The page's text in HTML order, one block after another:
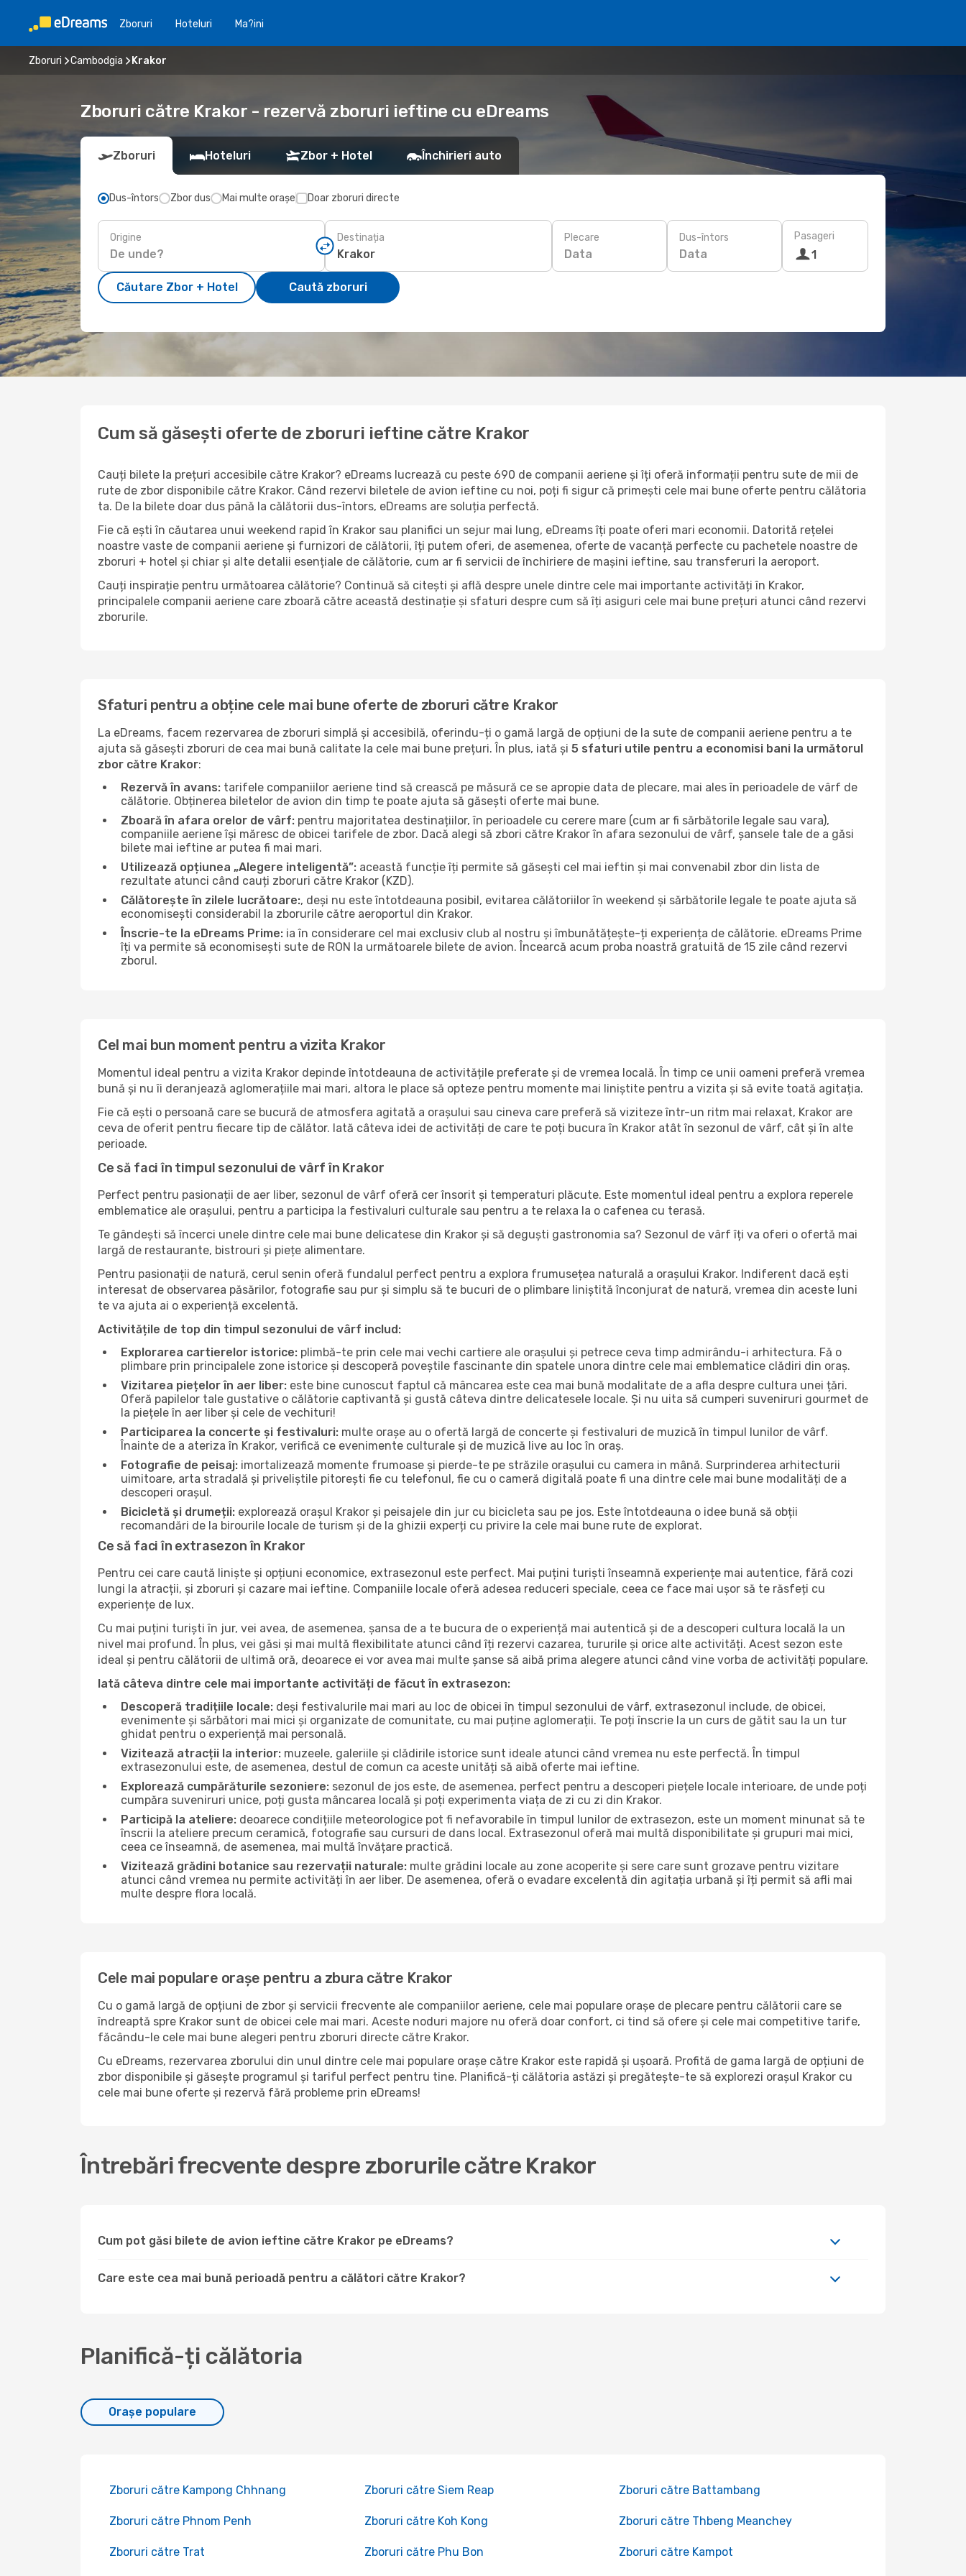
Zboruri Hoteluri Ma?ini
Zboruri Cambodgia Krakor
Zboruri către Krakor - rezervă zboruri ieftine cu eDreams
Zboruri Hoteluri Zbor + Hotel Închirieri auto
Dus-întors Zbor dus Mai multe orașe Doar zboruri directe
Origine Destinația Plecare
Data
Dus-întors
Data
Pasageri
1
Căutare Zbor + Hotel Caută zboruri
Cum să găsești oferte de zboruri ieftine către Krakor
Cauți bilete la prețuri accesibile către Krakor? eDreams lucrează cu peste 690 de companii aeriene și îți oferă informații pentru sute de mii de
rute de zbor disponibile către Krakor. Când rezervi biletele de avion ieftine cu noi, poți fi sigur că primești cele mai bune oferte pentru călătoria
ta. De la bilete doar dus până la călătorii dus-întors, eDreams are soluția perfectă.
Fie că ești în căutarea unui weekend rapid în Krakor sau planifici un sejur mai lung, eDreams îți poate oferi mari economii. Datorită rețelei
noastre vaste de companii aeriene și furnizori de călătorii, îți putem oferi, de asemenea, oferte de vacanță perfecte cu pachetele noastre de
zboruri + hotel și chiar și alte detalii esențiale de călătorie, cum ar fi servicii de închiriere de mașini ieftine, sau transferuri la aeroport.
Cauți inspirație pentru următoarea călătorie? Continuă să citești și află despre unele dintre cele mai importante activități în Krakor,
principalele companii aeriene care zboară către această destinație și sfaturi despre cum să îți asiguri cele mai bune prețuri atunci când rezervi
zborurile.
Sfaturi pentru a obține cele mai bune oferte de zboruri către Krakor
La eDreams, facem rezervarea de zboruri simplă și accesibilă, oferindu-ți o gamă largă de opțiuni de la sute de companii aeriene pentru a te
ajuta să găsești zboruri de cea mai bună calitate la cele mai bune prețuri. În plus, iată și 5 sfaturi utile pentru a economisi bani la următorul
zbor către Krakor:
Rezervă în avans: tarifele companiilor aeriene tind să crească pe măsură ce se apropie data de plecare, mai ales în perioadele de vârf de
călătorie. Obținerea biletelor de avion din timp te poate ajuta să găsești oferte mai bune.
Zboară în afara orelor de vârf: pentru majoritatea destinațiilor, în perioadele cu cerere mare (cum ar fi sărbătorile legale sau vara),
companiile aeriene își măresc de obicei tarifele de zbor. Dacă alegi să zbori către Krakor în afara sezonului de vârf, șansele tale de a găsi
bilete mai ieftine ar putea fi mai mari.
Utilizează opțiunea „Alegere inteligentă”: această funcție îți permite să găsești cel mai ieftin și mai convenabil zbor din lista de
rezultate atunci când cauți zboruri către Krakor (KZD).
Călătorește în zilele lucrătoare:, deși nu este întotdeauna posibil, evitarea călătoriilor în weekend și sărbătorile legale te poate ajuta să
economisești considerabil la zborurile către aeroportul din Krakor.
Înscrie-te la eDreams Prime: ia în considerare cel mai exclusiv club al nostru și îmbunătățește-ți experiența de călătorie. eDreams Prime
îți va permite să economisești sute de RON la următoarele bilete de avion. Încearcă acum proba noastră gratuită de 15 zile când rezervi
zborul.
Cel mai bun moment pentru a vizita Krakor
Momentul ideal pentru a vizita Krakor depinde întotdeauna de activitățile preferate și de vremea locală. În timp ce unii oameni preferă vremea
bună și nu îi deranjează aglomerațiile mai mari, altora le place să opteze pentru momente mai liniștite pentru a vizita și să evite toată agitația.
Fie că ești o persoană care se bucură de atmosfera agitată a orașului sau cineva care preferă să viziteze într-un ritm mai relaxat, Krakor are
ceva de oferit pentru fiecare tip de călător. Iată câteva idei de activități de care te poți bucura în Krakor atât în ​​sezonul de vârf, cât și în alte
perioade.
Ce să faci în timpul sezonului de vârf în Krakor
Perfect pentru pasionații de aer liber, sezonul de vârf oferă cer însorit și temperaturi plăcute. Este momentul ideal pentru a explora reperele
emblematice ale orașului, pentru a participa la festivaluri culturale sau pentru a te relaxa la o cafenea cu terasă.
Te gândești să încerci unele dintre cele mai bune delicatese din Krakor și să deguști gastronomia sa? Sezonul de vârf îți va oferi o ofertă mai
largă de restaurante, bistrouri și piețe alimentare.
Pentru pasionații de natură, cerul senin oferă fundalul perfect pentru a explora frumusețea naturală a orașului Krakor. Indiferent dacă ești
interesat de observarea păsărilor, fotografie sau pur și simplu să te bucuri de o plimbare liniștită înconjurat de natură, vremea din aceste luni
te va ajuta ai o experiență excelentă.
Activitățile de top din timpul sezonului de vârf includ:
Explorarea cartierelor istorice: plimbă-te prin cele mai vechi cartiere ale orașului și petrece ceva timp admirându-i arhitectura. Fă o
plimbare prin principalele zone istorice și descoperă poveștile fascinante din spatele unora dintre cele mai emblematice clădiri din oraș.
Vizitarea piețelor în aer liber: este bine cunoscut faptul că mâncarea este cea mai bună modalitate de a afla despre cultura unei țări.
Oferă papilelor tale gustative o călătorie captivantă și gustă câteva dintre delicatesele locale. Și nu uita să cumperi suveniruri gourmet de
la piețele în aer liber și cele de vechituri!
Participarea la concerte și festivaluri: multe orașe au o ofertă largă de concerte și festivaluri de muzică în timpul lunilor de vârf.
Înainte de a ateriza în Krakor, verifică ce evenimente culturale și de muzică live au loc în oraș.
Fotografie de peisaj: imortalizează momente frumoase și pierde-te pe străzile orașului cu camera in mână. Surprinderea arhitecturii
uimitoare, arta stradală și priveliștile pitorești fie cu telefonul, fie cu o cameră digitală poate fi una dintre cele mai bune modalități de a
descoperi orașul.
Bicicletă și drumeții: explorează orașul Krakor și peisajele din jur cu bicicleta sau pe jos. Este întotdeauna o idee bună să obții
recomandări de la birourile locale de turism și de la ghizii experți cu privire la cele mai bune rute de explorat.
Ce să faci în extrasezon în Krakor
Pentru cei care caută liniște și opțiuni economice, extrasezonul este perfect. Mai puțini turiști înseamnă experiențe mai autentice, fără cozi
lungi la atracții, și zboruri și cazare mai ieftine. Companiile locale oferă adesea reduceri speciale, ceea ce face mai ușor să te răsfeți cu
experiențe de lux.
Cu mai puțini turiști în jur, vei avea, de asemenea, șansa de a te bucura de o experiență mai autentică și de a descoperi cultura locală la un
nivel mai profund. În plus, vei găsi și mai multă flexibilitate atunci când îți rezervi cazarea, tururile și orice alte activități. Acest sezon este
ideal și pentru călătorii de ultimă oră, deoarece ei vor avea mai multe șanse să aibă prima alegere atunci când vine vorba de activități populare.
Iată câteva dintre cele mai importante activități de făcut în extrasezon:
Descoperă tradițiile locale: deși festivalurile mai mari au loc de obicei în timpul sezonului de vârf, extrasezonul include, de obicei,
evenimente și sărbători mai mici și organizate de comunitate, cu mai puține aglomerații. Te poți înscrie la un curs de gătit sau la un tur
ghidat pentru o experiență mai personală.
Vizitează atracții la interior: muzeele, galeriile și clădirile istorice sunt ideale atunci când vremea nu este perfectă. În timpul
extrasezonului este, de asemenea, destul de comun ca aceste unități să aibă oferte mai ieftine.
Explorează cumpărăturile sezoniere: sezonul de jos este, de asemenea, perfect pentru a descoperi piețele locale interioare, de unde poți
cumpăra suveniruri unice, poți gusta mâncarea locală și poți experimenta viața de zi cu zi din Krakor.
Participă la ateliere: deoarece condițiile meteorologice pot fi nefavorabile în timpul lunilor de extrasezon, este un moment minunat să te
înscrii la ateliere precum ceramică, fotografie sau cursuri de dans local. Extrasezonul oferă mai multă disponibilitate și grupuri mai mici,
ceea ce înseamnă, de asemenea, mai multă învățare practică.
Vizitează grădini botanice sau rezervații naturale: multe grădini locale au zone acoperite și sere care sunt grozave pentru vizitare
atunci când vremea nu permite activități în aer liber. De asemenea, oferă o evadare excelentă din agitația urbană și îți permit să afli mai
multe despre flora locală.
Cele mai populare orașe pentru a zbura către Krakor
Cu o gamă largă de opțiuni de zbor și servicii frecvente ale companiilor aeriene, cele mai populare orașe de plecare pentru călătorii care se
îndreaptă spre Krakor sunt de obicei cele mai mari. Aceste noduri majore nu oferă doar confort, ci tind să ofere și cele mai competitive tarife,
făcându-le cele mai bune alegeri pentru zboruri directe către Krakor.
Cu eDreams, rezervarea zborului din unul dintre cele mai populare orașe către Krakor este rapidă și ușoară. Profită de gama largă de opțiuni de
zbor disponibile și găsește programul și tariful perfect pentru tine. Planifică-ți călătoria astăzi și pregătește-te să explorezi orașul Krakor cu
cele mai bune oferte și rezervă fără probleme prin eDreams!
Întrebări frecvente despre zborurile către Krakor
Cum pot găsi bilete de avion ieftine către Krakor pe eDreams?
Care este cea mai bună perioadă pentru a călători către Krakor?
Planifică-ți călătoria
Orașe populare
Zboruri către Kampong Chhnang Zboruri către Siem Reap Zboruri către Battambang
Zboruri către Phnom Penh Zboruri către Koh Kong Zboruri către Thbeng Meanchey
Zboruri către Trat Zboruri către Phu Bon Zboruri către Kampot